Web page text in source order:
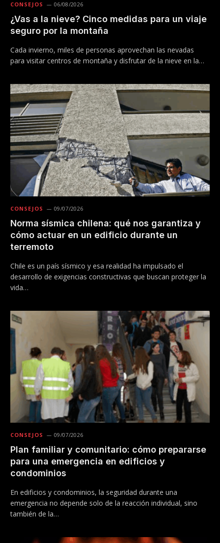
CONSEJOS 06/08/2026
¿Vas a la nieve? Cinco medidas para un viaje
seguro por la montaña
Cada invierno, miles de personas aprovechan las nevadas
para visitar centros de montaña y disfrutar de la nieve en la…
CONSEJOS 09/07/2026
Norma sísmica chilena: qué nos garantiza y
cómo actuar en un edificio durante un
terremoto
Chile es un país sísmico y esa realidad ha impulsado el
desarrollo de exigencias constructivas que buscan proteger la
vida…
CONSEJOS 09/07/2026
Plan familiar y comunitario: cómo prepararse
para una emergencia en edificios y
condominios
En edificios y condominios, la seguridad durante una
emergencia no depende solo de la reacción individual, sino
también de la…